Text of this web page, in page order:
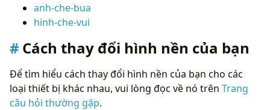
anh-che-bua
hinh-che-vui
Cách thay đổi hình nền của bạn
Để tìm hiểu cách thay đổi hình nền của bạn cho các
loại thiết bị khác nhau, vui lòng đọc về nó trên Trang
câu hỏi thường gặp.